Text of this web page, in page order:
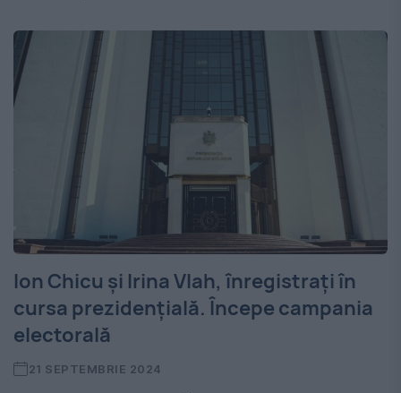
Ion Chicu și Irina Vlah, înregistrați în
cursa prezidențială. Începe campania
electorală
21 SEPTEMBRIE 2024